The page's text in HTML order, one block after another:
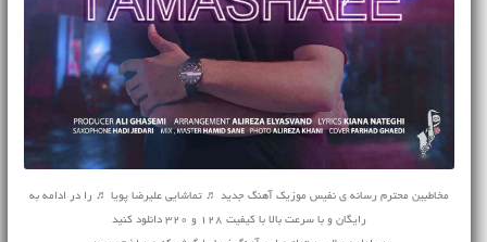
مخاطبین محترم رسانه ی نفیس موزیک آهنگ جدید ♬ تماشایی علیرضا پویا ♬ را در ادامه به
رایگان و با سرعت بالا با کیفیت 128 و 320 دانلود کنید